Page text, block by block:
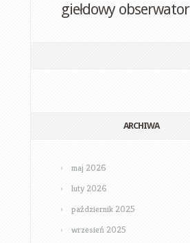
giełdowy obserwator
ARCHIWA
maj 2026
luty 2026
październik 2025
wrzesień 2025